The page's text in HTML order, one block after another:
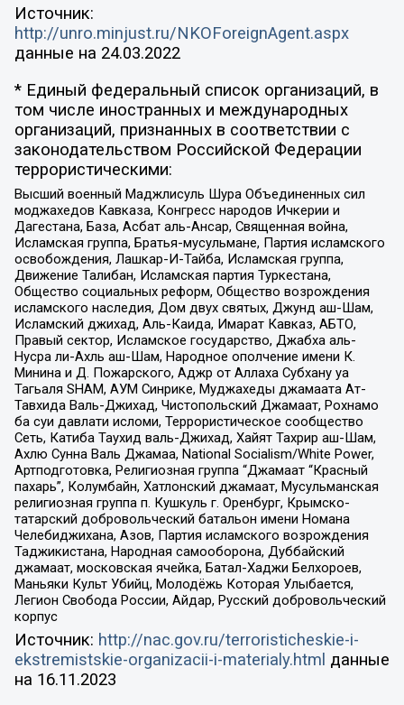
Источник:
http://unro.minjust.ru/NKOForeignAgent.aspx
данные на 24.03.2022
* Единый федеральный список организаций, в
том числе иностранных и международных
организаций, признанных в соответствии с
законодательством Российской Федерации
террористическими:
Высший военный Маджлисуль Шура Объединенных сил
моджахедов Кавказа, Конгресс народов Ичкерии и
Дагестана, База, Асбат аль-Ансар, Священная война,
Исламская группа, Братья-мусульмане, Партия исламского
освобождения, Лашкар-И-Тайба, Исламская группа,
Движение Талибан, Исламская партия Туркестана,
Общество социальных реформ, Общество возрождения
исламского наследия, Дом двух святых, Джунд аш-Шам,
Исламский джихад, Аль-Каида, Имарат Кавказ, АБТО,
Правый сектор, Исламское государство, Джабха аль-
Нусра ли-Ахль аш-Шам, Народное ополчение имени К.
Минина и Д. Пожарского, Аджр от Аллаха Субхану уа
Тагьаля SHAM, АУМ Синрике, Муджахеды джамаата Ат-
Тавхида Валь-Джихад, Чистопольский Джамаат, Рохнамо
ба суи давлати исломи, Террористическое сообщество
Сеть, Катиба Таухид валь-Джихад, Хайят Тахрир аш-Шам,
Ахлю Сунна Валь Джамаа, National Socialism/White Power,
Артподготовка, Религиозная группа “Джамаат “Красный
пахарь”, Колумбайн, Хатлонский джамаат, Мусульманская
религиозная группа п. Кушкуль г. Оренбург, Крымско-
татарский добровольческий батальон имени Номана
Челебиджихана, Азов, Партия исламского возрождения
Таджикистана, Народная самооборона, Дуббайский
джамаат, московская ячейка, Батал-Хаджи Белхороев,
Маньяки Культ Убийц, Молодёжь Которая Улыбается,
Легион Свобода России, Айдар, Русский добровольческий
корпус
Источник: http://nac.gov.ru/terroristicheskie-i-
ekstremistskie-organizacii-i-materialy.html данные
на 16.11.2023